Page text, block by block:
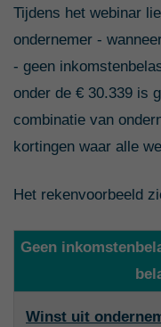
Tijdens het webinar
ondernemer -
- geen
onder de € 30.339 is
combinatie van
kortingen waar alle
Het rekenvoorbeeld
Geen
Winst uit